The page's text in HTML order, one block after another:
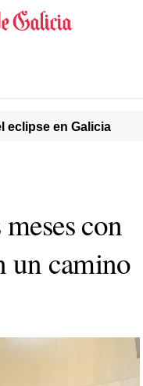
eclipse en Galicia
con
un camino